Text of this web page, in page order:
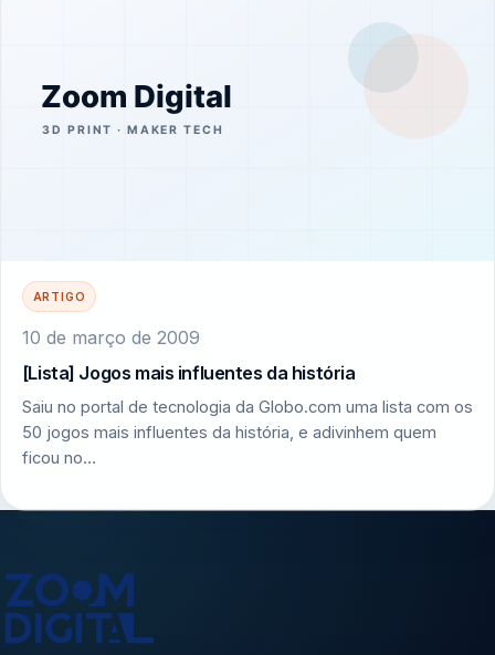
ARTIGO
10 de março de 2009
[Lista] Jogos mais influentes da história
Saiu no portal de tecnologia da Globo.com uma lista com os
50 jogos mais influentes da história, e adivinhem quem
ficou no…